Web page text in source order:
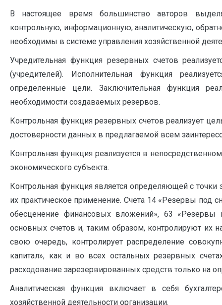
В настоящее время большинство авторов
контрольную, информационную, аналитическую,
необходимы в системе управления хозяйственной
Учредительная функция резервных счетов
(учредителей). Исполнительная функция
определенные цели. Заключительная функция
необходимости создаваемых резервов.
Контрольная функция резервных счетов реализует
достоверности данных в предлагаемой всем
Контрольная функция реализуется в
экономического субъекта.
Контрольная функция является определяющей с
их практическое применение. Счета 14 «Резервы под
обесценение финансовых вложений», 63 «Резервы
основных счетов и, таким образом, контролируют их
свою очередь, контролирует распределение
капитал», как и во всех остальных резервных
расходование зарезервированных средств только на
Аналитическая функция включает в себя
хозяйственной деятельности организации.